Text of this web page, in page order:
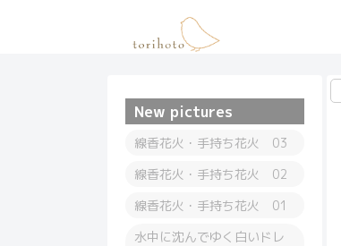
New pictures
線香花火・手持ち花火 03
線香花火・手持ち花火 02
線香花火・手持ち花火 01
水中に沈んでゆく白いドレ